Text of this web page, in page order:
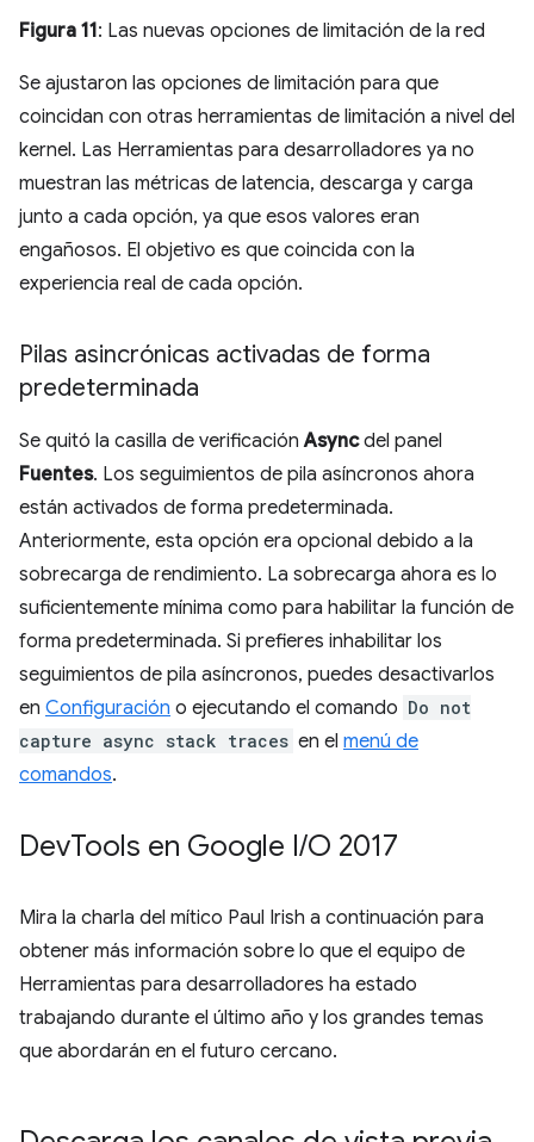
Figura 11: Las nuevas opciones de limitación de la red
Se ajustaron las opciones de limitación para que
coincidan con otras herramientas de limitación a nivel del
kernel. Las Herramientas para desarrolladores ya no
muestran las métricas de latencia, descarga y carga
junto a cada opción, ya que esos valores eran
engañosos. El objetivo es que coincida con la
experiencia real de cada opción.
Pilas asincrónicas activadas de forma
predeterminada
Se quitó la casilla de verificaciónAsyncdel panel
Fuentes. Los seguimientos de pila asíncronos ahora
están activados de forma predeterminada.
Anteriormente, esta opción era opcional debido a la
sobrecarga de rendimiento. La sobrecarga ahora es lo
suficientemente mínima como para habilitar la función de
forma predeterminada. Si prefieres inhabilitar los
seguimientos de pila asíncronos, puedes desactivarlos
en Configuración o ejecutando el comando Do not
capture async stack traces en el menú de
comandos.
DevTools en Google I/O 2017
Mira la charla del mítico Paul Irish a continuación para
obtener más información sobre lo que el equipo de
Herramientas para desarrolladores ha estado
trabajando durante el último año y los grandes temas
que abordarán en el futuro cercano.